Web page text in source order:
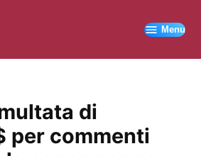
Menu
di
per commenti